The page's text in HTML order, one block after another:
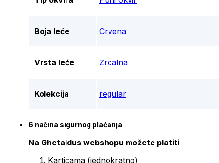
Boja leće Crvena
Vrsta leće Zrcalna
Kolekcija regular
6 načina sigurnog plaćanja
Na Ghetaldus webshopu možete platiti
Karticama (jednokratno)